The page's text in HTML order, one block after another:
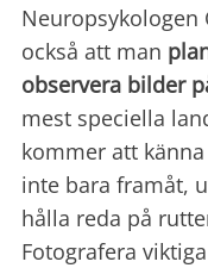
Neuropsykologen
också att man
observera bilder
mest speciella
kommer att
inte bara framåt,
hålla reda på
Fotografera